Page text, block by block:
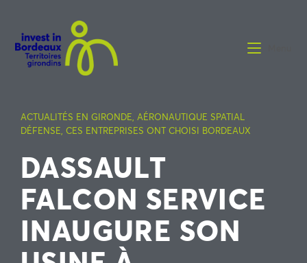
ACTUALITÉS EN GIRONDE, AÉRONAUTIQUE SPATIAL
DÉFENSE, CES ENTREPRISES ONT CHOISI BORDEAUX
DASSAULT
FALCON SERVICE
INAUGURE SON